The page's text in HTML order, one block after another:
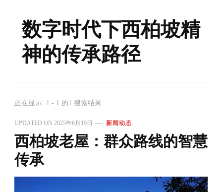
数字时代下西柏坡精
神的传承路径
正在显示: 1 - 1 的1 搜索结果
UPDATED ON 2025年6月19日 新闻动态
西柏坡老屋：群众路线的智慧
传承